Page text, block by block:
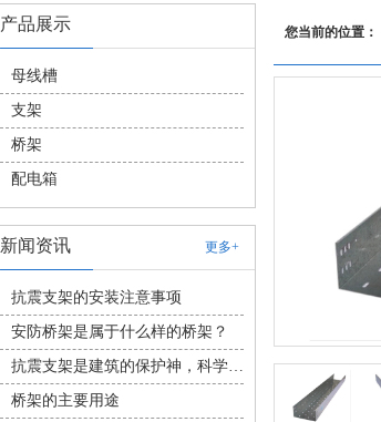
您当前的位置：
产品展示
母线槽
支架
桥架
配电箱
新闻资讯 更多+
抗震支架的安装注意事项
安防桥架是属于什么样的桥架？
抗震支架是建筑的保护神，科学安装不容有失
桥架的主要用途